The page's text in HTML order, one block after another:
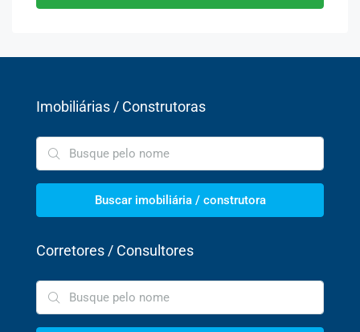
Imobiliárias / Construtoras
Buscar imobiliária / construtora
Corretores / Consultores